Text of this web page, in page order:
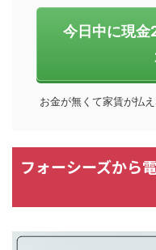
今日中に現金
お金が無くて家賃が払
フォーシーズから